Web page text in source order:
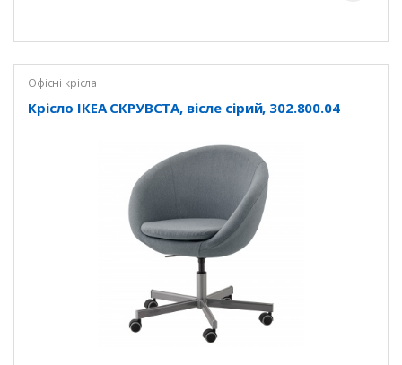
Офісні крісла
Крісло ІКЕА СКРУВСТА, вісле сірий, 302.800.04